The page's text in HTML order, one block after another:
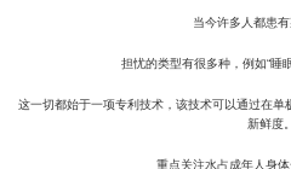
当今许多人都患有
担忧的类型有很多种，例如“睡眠
这一切都始于一项专利技术，该技术可以通过在
新鲜度。
重点关注水占成年人身体